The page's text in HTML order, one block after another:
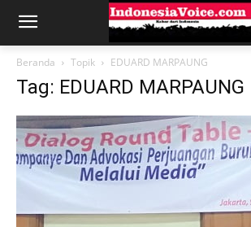
Beranda Topik EDUARD MARPAUNG
Tag: EDUARD MARPAUNG